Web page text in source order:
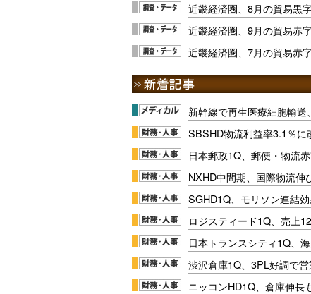
近畿経済圏、8月の貿易黒
近畿経済圏、9月の貿易赤
近畿経済圏、7月の貿易赤
新幹線で再生医療細胞輸
SBSHD物流利益率3.1％に
日本郵政1Q、郵便・物流
NXHD中間期、国際物流伸
SGHD1Q、モリソン連結
ロジスティード1Q、売上
日本トランスシティ1Q、
渋沢倉庫1Q、3PL好調で
ニッコンHD1Q、倉庫伸長